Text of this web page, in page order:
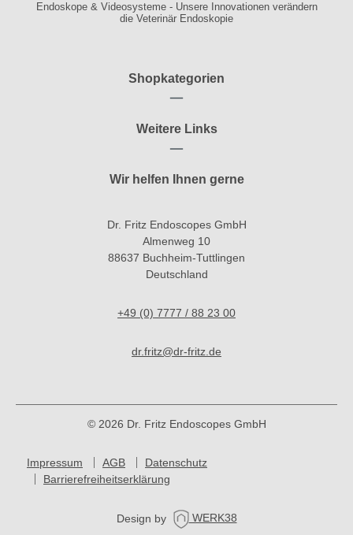
Endoskope & Videosysteme - Unsere Innovationen verändern
die Veterinär Endoskopie
Shopkategorien
Weitere Links
Wir helfen Ihnen gerne
Dr. Fritz Endoscopes GmbH
Almenweg 10
88637 Buchheim-Tuttlingen
Deutschland
+49 (0) 7777 / 88 23 00
dr.fritz@dr-fritz.de
© 2026 Dr. Fritz Endoscopes GmbH
Impressum AGB
Datenschutz
Barrierefreiheitserklärung
Design by WERK38